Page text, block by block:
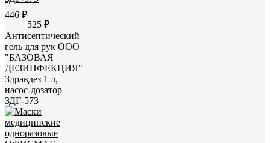
446 ₽
525 ₽
Антисептический
гель для рук ООО
"БАЗОВАЯ
ДЕЗИНФЕКЦИЯ"
Здравдез 1 л,
насос-дозатор
ЗДГ-573